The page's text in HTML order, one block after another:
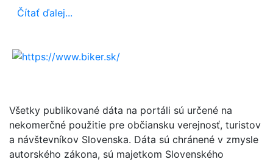
Čítať ďalej...
Všetky publikované dáta na portáli sú určené na
nekomerčné použitie pre občiansku verejnosť, turistov
a návštevníkov Slovenska. Dáta sú chránené v zmysle
autorského zákona, sú majetkom Slovenského